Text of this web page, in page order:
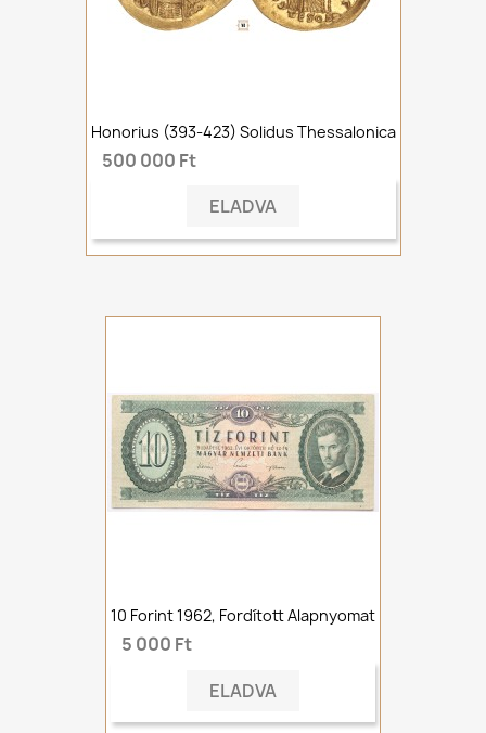
Honorius (393-423) Solidus Thessalonica
500 000 Ft
ELADVA
10 Forint 1962, Fordított Alapnyomat
5 000 Ft
ELADVA